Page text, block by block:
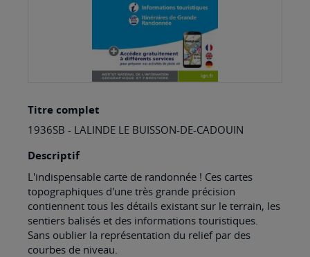
to
the
beginning
of
the
images
gallery
Titre complet
1936SB - LALINDE LE BUISSON-DE-CADOUIN
Descriptif
L'indispensable carte de randonnée ! Ces cartes
topographiques d'une très grande précision
contiennent tous les détails existant sur le terrain, les
sentiers balisés et des informations touristiques.
Sans oublier la représentation du relief par des
courbes de niveau.